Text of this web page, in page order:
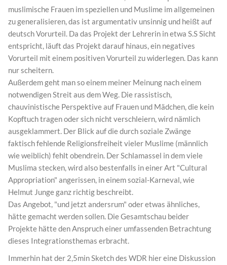
muslimische Frauen im speziellen und Muslime im allgemeinen
zu generalisieren, das ist argumentativ unsinnig und heißt auf
deutsch Vorurteil. Da das Projekt der Lehrerin in etwa S.S Sicht
entspricht, läuft das Projekt darauf hinaus, ein negatives
Vorurteil mit einem positiven Vorurteil zu widerlegen. Das kann
nur scheitern.
Außerdem geht man so einem meiner Meinung nach einem
notwendigen Streit aus dem Weg. Die rassistisch,
chauvinistische Perspektive auf Frauen und Mädchen, die kein
Kopftuch tragen oder sich nicht verschleiern, wird nämlich
ausgeklammert. Der Blick auf die durch soziale Zwänge
faktisch fehlende Religionsfreiheit vieler Muslime (männlich
wie weiblich) fehlt obendrein. Der Schlamassel in dem viele
Muslima stecken, wird also bestenfalls in einer Art "Cultural
Appropriation" angerissen, in einem sozial-Karneval, wie
Helmut Junge ganz richtig beschreibt.
Das Angebot, "und jetzt andersrum" oder etwas ähnliches,
hätte gemacht werden sollen. Die Gesamtschau beider
Projekte hätte den Anspruch einer umfassenden Betrachtung
dieses Integrationsthemas erbracht.
Immerhin hat der 2,5min Sketch des WDR hier eine Diskussion